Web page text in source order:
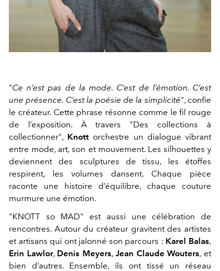
"Ce n’est pas de la mode. C’est de l’émotion. C’est
une présence. C’est la poésie de la simplicité", confie
le créateur. Cette phrase résonne comme le fil rouge
de l’exposition. À travers "Des collections à
collectionner", Knott orchestre un dialogue vibrant
entre mode, art, son et mouvement. Les silhouettes y
deviennent des sculptures de tissu, les étoffes
respirent, les volumes dansent. Chaque pièce
raconte une histoire d’équilibre, chaque couture
murmure une émotion.
"KNOTT so MAD" est aussi une célébration de
rencontres. Autour du créateur gravitent des artistes
et artisans qui ont jalonné son parcours : Karel Balas,
Erin Lawlor, Denis Meyers,Jean Claude Wouters, et
bien d’autres. Ensemble, ils ont tissé un réseau